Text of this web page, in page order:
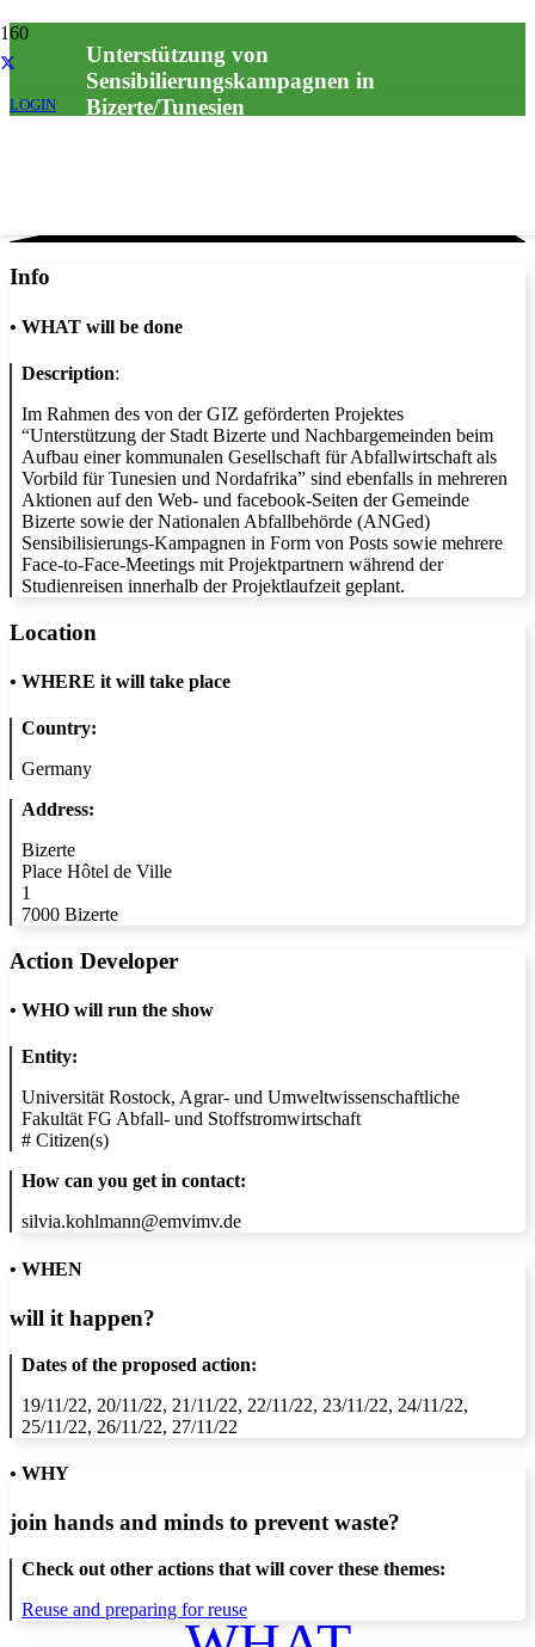
LOGIN
Unterstützung von
Sensibilierungskampagnen in
Bizerte/Tunesien
Info
• WHAT will be done
Description:
Im Rahmen des von der GIZ geförderten Projektes
“Unterstützung der Stadt Bizerte und Nachbargemeinden beim
Aufbau einer kommunalen Gesellschaft für Abfallwirtschaft als
Vorbild für Tunesien und Nordafrika” sind ebenfalls in mehreren
Aktionen auf den Web- und facebook-Seiten der Gemeinde
Bizerte sowie der Nationalen Abfallbehörde (ANGed)
Sensibilisierungs-Kampagnen in Form von Posts sowie mehrere
Face-to-Face-Meetings mit Projektpartnern während der
Studienreisen innerhalb der Projektlaufzeit geplant.
Location
• WHERE it will take place
Country:
Germany
Address:
Bizerte
Place Hôtel de Ville
1
7000 Bizerte
Action Developer
• WHO will run the show
Entity:
Universität Rostock, Agrar- und Umweltwissenschaftliche
Fakultät FG Abfall- und Stoffstromwirtschaft
# Citizen(s)
How can you get in contact:
silvia.kohlmann@emvimv.de
• WHEN
will it happen?
Dates of the proposed action:
19/11/22, 20/11/22, 21/11/22, 22/11/22, 23/11/22, 24/11/22,
25/11/22, 26/11/22, 27/11/22
• WHY
join hands and minds to prevent waste?
Check out other actions that will cover these themes:
Reuse and preparing for reuse